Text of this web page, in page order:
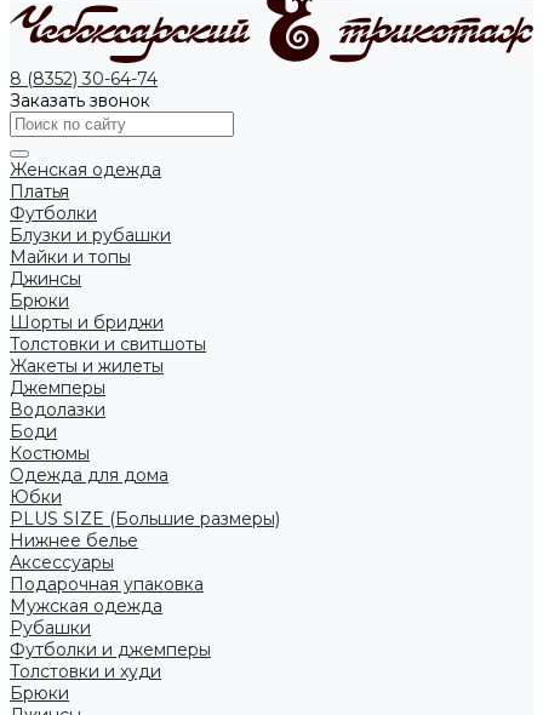
8 (8352) 30-64-74
Заказать звонок
Женская одежда
Платья
Футболки
Блузки и рубашки
Майки и топы
Джинсы
Брюки
Шорты и бриджи
Толстовки и свитшоты
Жакеты и жилеты
Джемперы
Водолазки
Боди
Костюмы
Одежда для дома
Юбки
PLUS SIZE (Большие размеры)
Нижнее белье
Аксессуары
Подарочная упаковка
Мужская одежда
Рубашки
Футболки и джемперы
Толстовки и худи
Брюки